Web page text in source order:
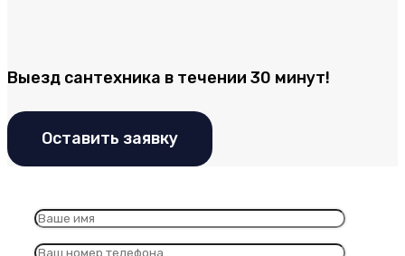
Выезд сантехника в течении 30 минут!
Оставить заявку